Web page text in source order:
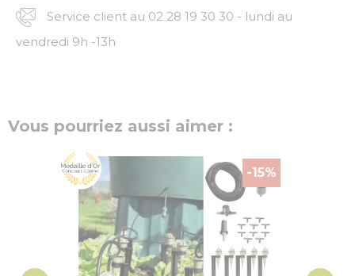
Service client au 02 28 19 30 30 - lundi au
vendredi 9h -13h
Vous pourriez aussi aimer :
-15%